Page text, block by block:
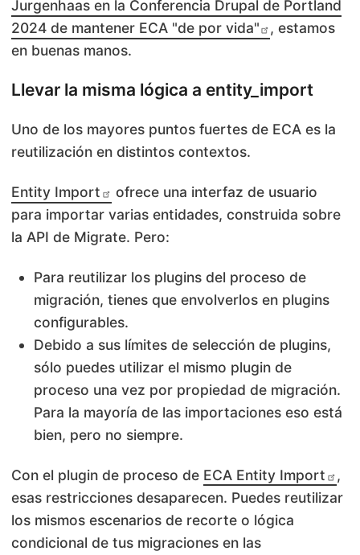
Jurgenhaas en la Conferencia Drupal de Portland
2024 de mantener ECA "de por vida"
, estamos
en buenas manos.
Llevar la misma lógica a entity_import
Uno de los mayores puntos fuertes de ECA es la
reutilización en distintos contextos.
Entity Import
ofrece una interfaz de usuario
para importar varias entidades, construida sobre
la API de Migrate. Pero:
Para reutilizar los plugins del proceso de
migración, tienes que envolverlos en plugins
configurables.
Debido a sus límites de selección de plugins,
sólo puedes utilizar el mismo plugin de
proceso una vez por propiedad de migración.
Para la mayoría de las importaciones eso está
bien, pero no siempre.
Con el plugin de proceso de ECA Entity Import
,
esas restricciones desaparecen. Puedes reutilizar
los mismos escenarios de recorte o lógica
condicional de tus migraciones en las